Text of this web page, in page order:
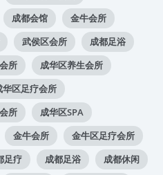
成都会馆
金牛会所
武侯区会所
成都足浴
所
成华区养生会所
华区足疗会所
所
成华区SPA
金牛会所
金牛区足疗会所
足疗 成都足浴
成都休闲